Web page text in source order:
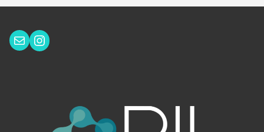
Correo electrónico
Instagram